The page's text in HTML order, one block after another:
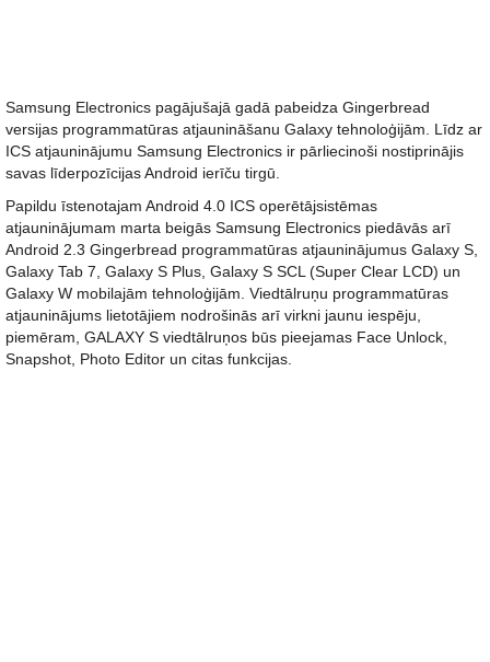
Samsung Electronics pagājušajā gadā pabeidza Gingerbread
versijas programmatūras atjaunināšanu Galaxy tehnoloģijām. Līdz ar
ICS atjauninājumu Samsung Electronics ir pārliecinoši nostiprinājis
savas līderpozīcijas Android ierīču tirgū.
Papildu īstenotajam Android 4.0 ICS operētājsistēmas
atjauninājumam marta beigās Samsung Electronics piedāvās arī
Android 2.3 Gingerbread programmatūras atjauninājumus Galaxy S,
Galaxy Tab 7, Galaxy S Plus, Galaxy S SCL (Super Clear LCD) un
Galaxy W mobilajām tehnoloģijām. Viedtālruņu programmatūras
atjauninājums lietotājiem nodrošinās arī virkni jaunu iespēju,
piemēram, GALAXY S viedtālruņos būs pieejamas Face Unlock,
Snapshot, Photo Editor un citas funkcijas.